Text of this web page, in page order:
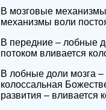
В мозговые
механизмы воли
В передние – лобные
потоком вливается
В лобные доли мозга
колоссальная
развития – вливается